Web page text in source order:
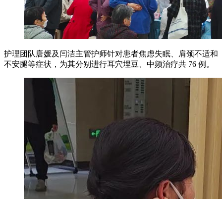
护理团队唐媛及闫洁主管护师针对患者焦虑失眠、肩颈不适和
不安腿等症状，为其分别进行耳穴埋豆、中频治疗共 76 例。